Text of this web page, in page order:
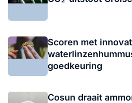
Scoren met
goedkeuring
Cosun draait